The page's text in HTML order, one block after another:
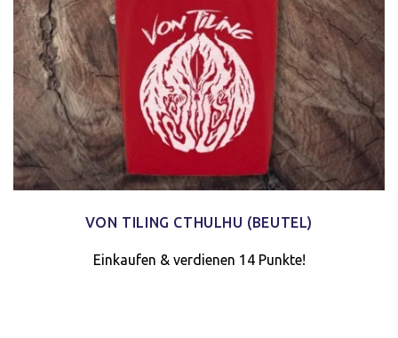
VON TILING CTHULHU (BEUTEL)
Einkaufen & verdienen 14 Punkte!